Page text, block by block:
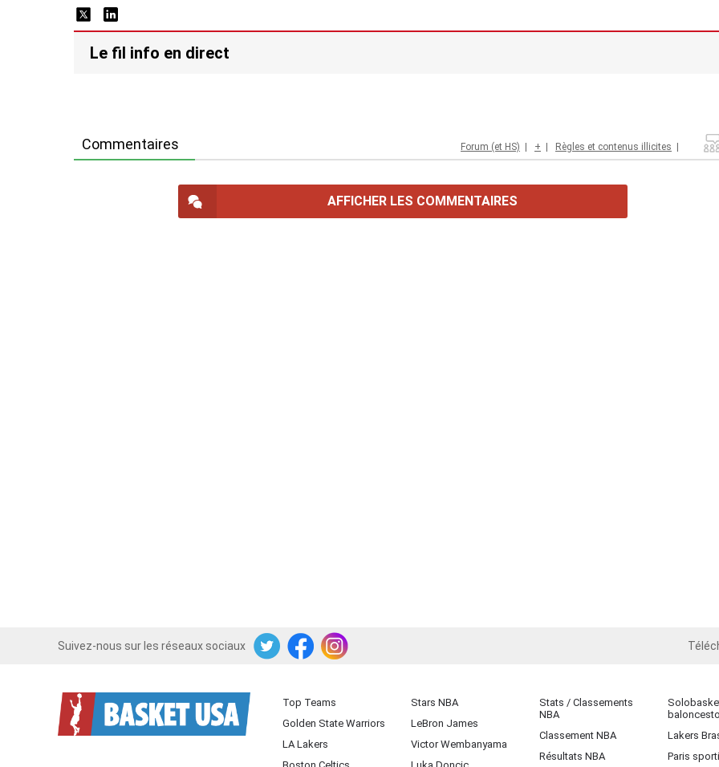
Le fil info en direct
Commentaires Forum (et HS) + Règles et contenus illicites
AFFICHER LES COMMENTAIRES
Suivez-nous sur les réseaux sociaux
TwitterFacebookInstagram iOS
Top Teams
Golden State Warriors
LA Lakers
Stars NBA
LeBron James
Victor Wembanyama
Stats / Classements
NBA
Classement NBA
Résultats NBA
baloncesto
Lakers
Paris